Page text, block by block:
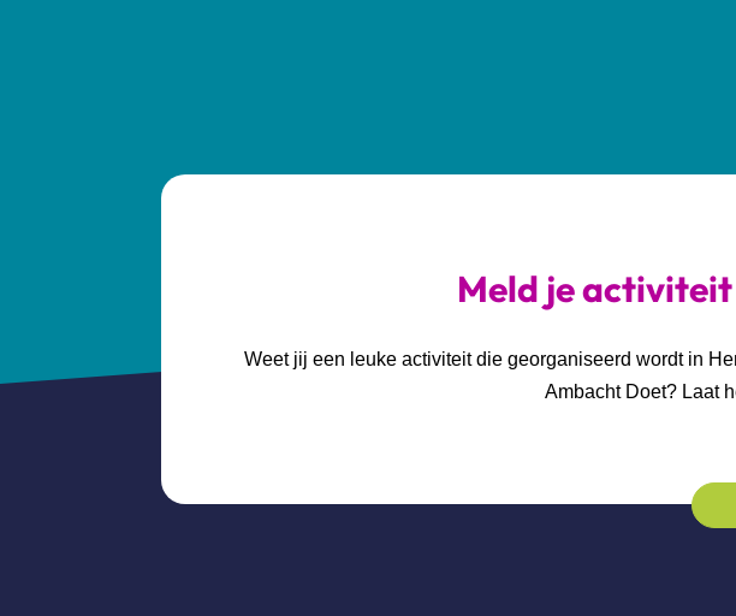
Meld je
Weet jij een leuke activiteit die georganiseerd wordt in
Ambacht Doet? Laat